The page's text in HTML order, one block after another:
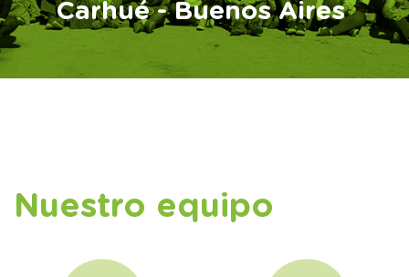
Carhué - Buenos Aires
Nuestro equipo